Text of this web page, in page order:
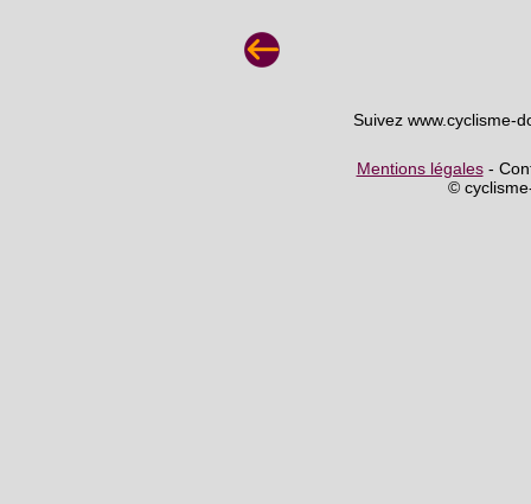
Suivez www.cyclisme-
Mentions légales-
©